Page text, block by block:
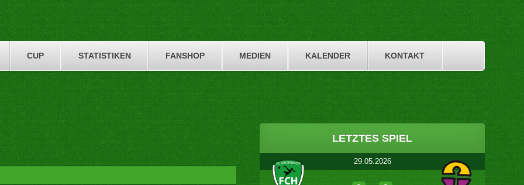
CUP STATISTIKEN FANSHOP MEDIEN KALENDER KONTAKT
LETZTES SPIEL
29.05.2026